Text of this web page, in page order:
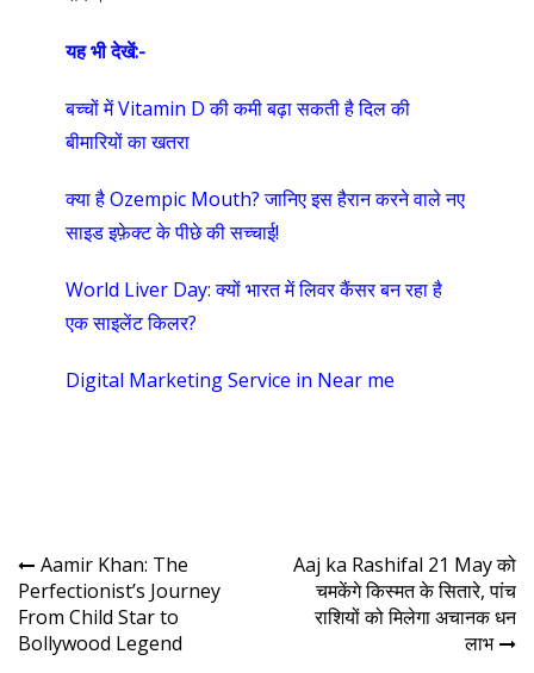
यह भी देखें:-
बच्चों में Vitamin D की कमी बढ़ा सकती है दिल की
बीमारियों का खतरा
क्या है Ozempic Mouth? जानिए इस हैरान करने वाले नए
साइड इफ़ेक्ट के पीछे की सच्चाई!
World Liver Day: क्यों भारत में लिवर कैंसर बन रहा है
एक साइलेंट किलर?
Digital Marketing Service in Near me
Aamir Khan: The
Perfectionist’s Journey
From Child Star to
Bollywood Legend
Aaj ka Rashifal 21 May को
चमकेंगे किस्मत के सितारे, पांच
राशियों को मिलेगा अचानक धन
लाभ